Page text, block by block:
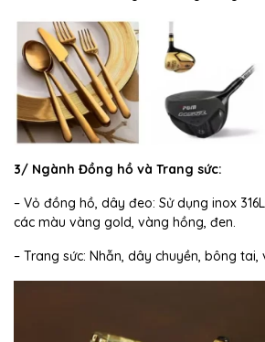
3/ Ngành Đồng hồ và Trang sức:
– Vỏ đồng hồ, dây đeo: Sử dụng inox
các màu vàng gold, vàng hồng, đen.
– Trang sức: Nhẫn, dây chuyền, bông tai,